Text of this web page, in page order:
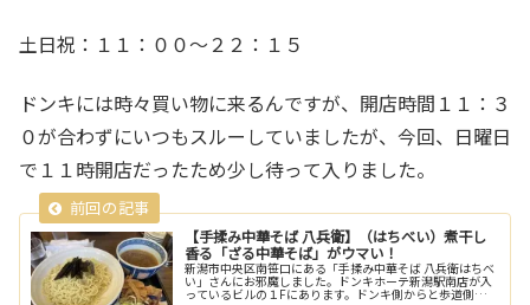
土日祝：１１：００～２２：１５
ドンキには時々買い物に来るんですが、開店時間１１：３
０が合わずにいつもスルーしていましたが、今回、日曜日
で１１時開店だったため少し待って入りました。
【手揉み中華そば 八兵衛】（はちべい）煮干し
香る「ざる中華そば」がウマい！
新潟市中央区南笹口にある「手揉み中華そば 八兵衛はちべ
い」さんにお邪魔しました。ドンキホーテ新潟駅南店が入
っているビルの１Fにあります。ドンキ側からと歩道側の2